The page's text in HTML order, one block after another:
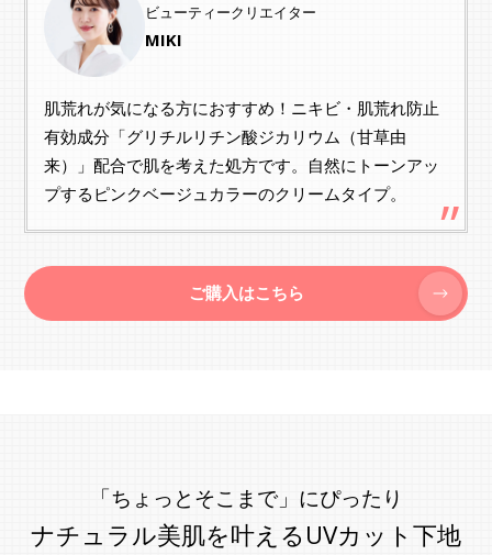
ビューティークリエイター
MIKI
肌荒れが気になる方におすすめ！ニキビ・肌荒れ防止
有効成分「グリチルリチン酸ジカリウム（甘草由
来）」配合で肌を考えた処方です。自然にトーンアッ
プするピンクベージュカラーのクリームタイプ。
ご購入はこちら
「ちょっとそこまで」にぴったり
ナチュラル美肌を叶えるUVカット下地